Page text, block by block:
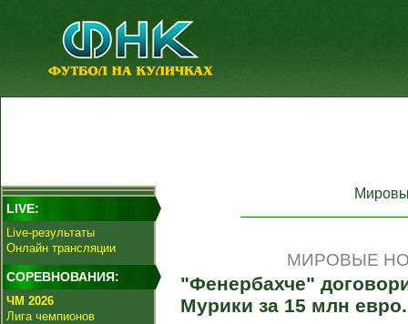
LIVE:
Live-результаты
Онлайн трансляции
СОРЕВНОВАНИЯ:
ЧМ 2026
Лига чемпионов
МИРОВЫЕ
"Фенербахче"
Мурики за 15 млн